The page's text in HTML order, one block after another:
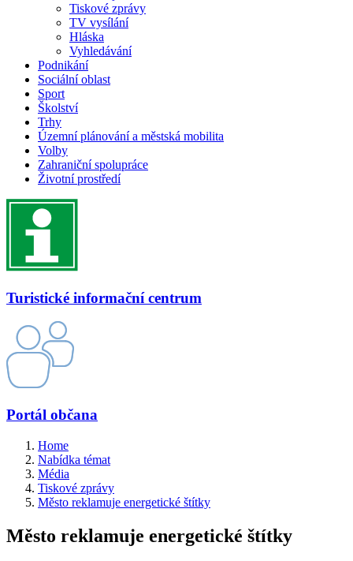
Tiskové zprávy
TV vysílání
Hláska
Vyhledávání
Podnikání
Sociální oblast
Sport
Školství
Trhy
Územní plánování a městská mobilita
Volby
Zahraniční spolupráce
Životní prostředí
Turistické informační centrum
Portál občana
Home
Nabídka témat
Média
Tiskové zprávy
Město reklamuje energetické štítky
Město reklamuje energetické štítky